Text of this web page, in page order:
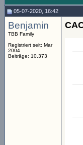
05-07-2020, 16:42
Benjamin
TBB Family
Registriert seit: Mar
2004
Beiträge: 10.373